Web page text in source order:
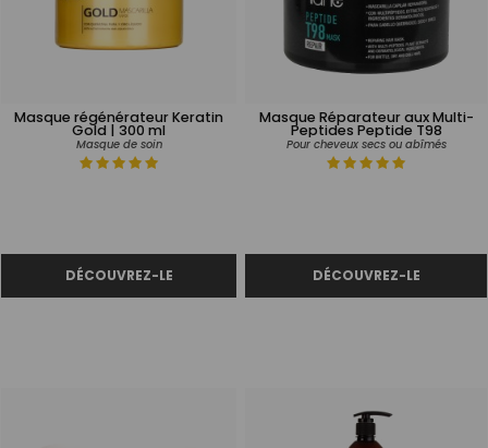
Masque régénérateur Keratin
Gold | 300 ml
Masque de soin
Masque Réparateur aux Multi-
Peptides Peptide T98
Pour cheveux secs ou abîmés